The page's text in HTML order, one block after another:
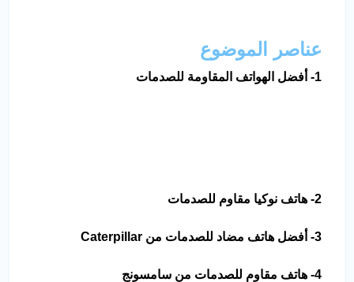
عناصر الموضوع
1- أفضل الهواتف المقاومة للصدمات
2- هاتف نوكيا مقاوم للصدمات
3- أفضل هاتف مضاد للصدمات من Caterpillar
4- هاتف مقاوم للصدمات من سامسونج